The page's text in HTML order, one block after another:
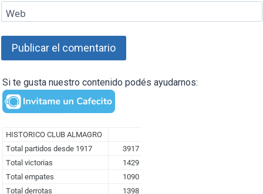
Web
Si te gusta nuestro contenido podés ayudarnos: